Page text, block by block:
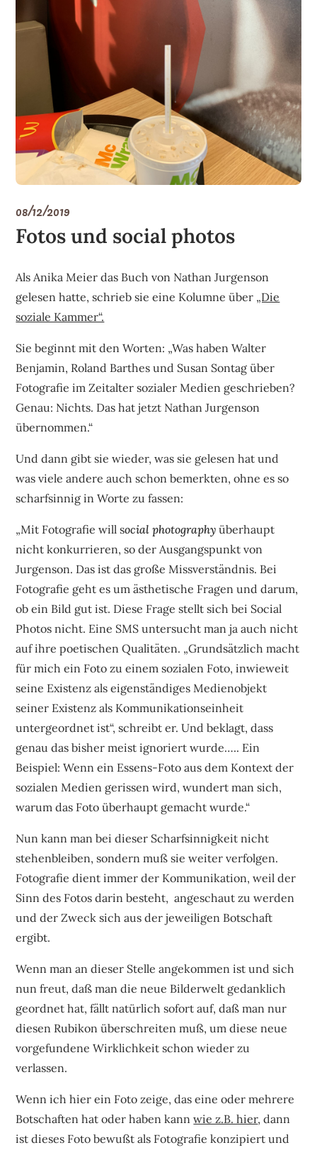
08/12/2019
Fotos und social photos
Als Anika Meier das Buch von Nathan Jurgenson
gelesen hatte, schrieb sie eine Kolumne über „Die
soziale Kammer“.
Sie beginnt mit den Worten: „Was haben Walter
Benjamin, Roland Barthes und Susan Sontag über
Fotografie im Zeitalter sozialer Medien geschrieben?
Genau: Nichts. Das hat jetzt Nathan Jurgenson
übernommen.“
Und dann gibt sie wieder, was sie gelesen hat und
was viele andere auch schon bemerkten, ohne es so
scharfsinnig in Worte zu fassen:
„Mit Fotografie will social photography überhaupt
nicht konkurrieren, so der Ausgangspunkt von
Jurgenson. Das ist das große Missverständnis. Bei
Fotografie geht es um ästhetische Fragen und darum,
ob ein Bild gut ist. Diese Frage stellt sich bei Social
Photos nicht. Eine SMS untersucht man ja auch nicht
auf ihre poetischen Qualitäten. „Grundsätzlich macht
für mich ein Foto zu einem sozialen Foto, inwieweit
seine Existenz als eigenständiges Medienobjekt
seiner Existenz als Kommunikationseinheit
untergeordnet ist“, schreibt er. Und beklagt, dass
genau das bisher meist ignoriert wurde….. Ein
Beispiel: Wenn ein Essens-Foto aus dem Kontext der
sozialen Medien gerissen wird, wundert man sich,
warum das Foto überhaupt gemacht wurde.“
Nun kann man bei dieser Scharfsinnigkeit nicht
stehenbleiben, sondern muß sie weiter verfolgen.
Fotografie dient immer der Kommunikation, weil der
Sinn des Fotos darin besteht, angeschaut zu werden
und der Zweck sich aus der jeweiligen Botschaft
ergibt.
Wenn man an dieser Stelle angekommen ist und sich
nun freut, daß man die neue Bilderwelt gedanklich
geordnet hat, fällt natürlich sofort auf, daß man nur
diesen Rubikon überschreiten muß, um diese neue
vorgefundene Wirklichkeit schon wieder zu
verlassen.
Wenn ich hier ein Foto zeige, das eine oder mehrere
Botschaften hat oder haben kannwie z.B. hier, dann
ist dieses Foto bewußt als Fotografie konzipiert und